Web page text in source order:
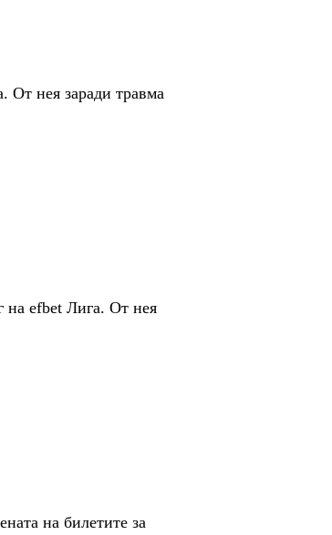
От нея заради травма
на efbet Лига. От нея
на билетите за